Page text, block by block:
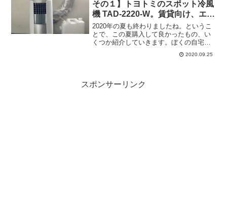
その１】トヨトミのスポット冷風
機 TAD-2220-W。賃貸向け、エア
コンのない部屋に。ただしサーキ
ュレーター等必須。
2020年の夏も終わりましたね。というこ
とで、この夏購入して良かったもの、い
くつか紹介していきます。ぼくの自宅件
事務所は賃貸でなんですが、エアコンの
ない部屋で仕事や作業をする場合、いま
2020.09.25
スポンサーリンク